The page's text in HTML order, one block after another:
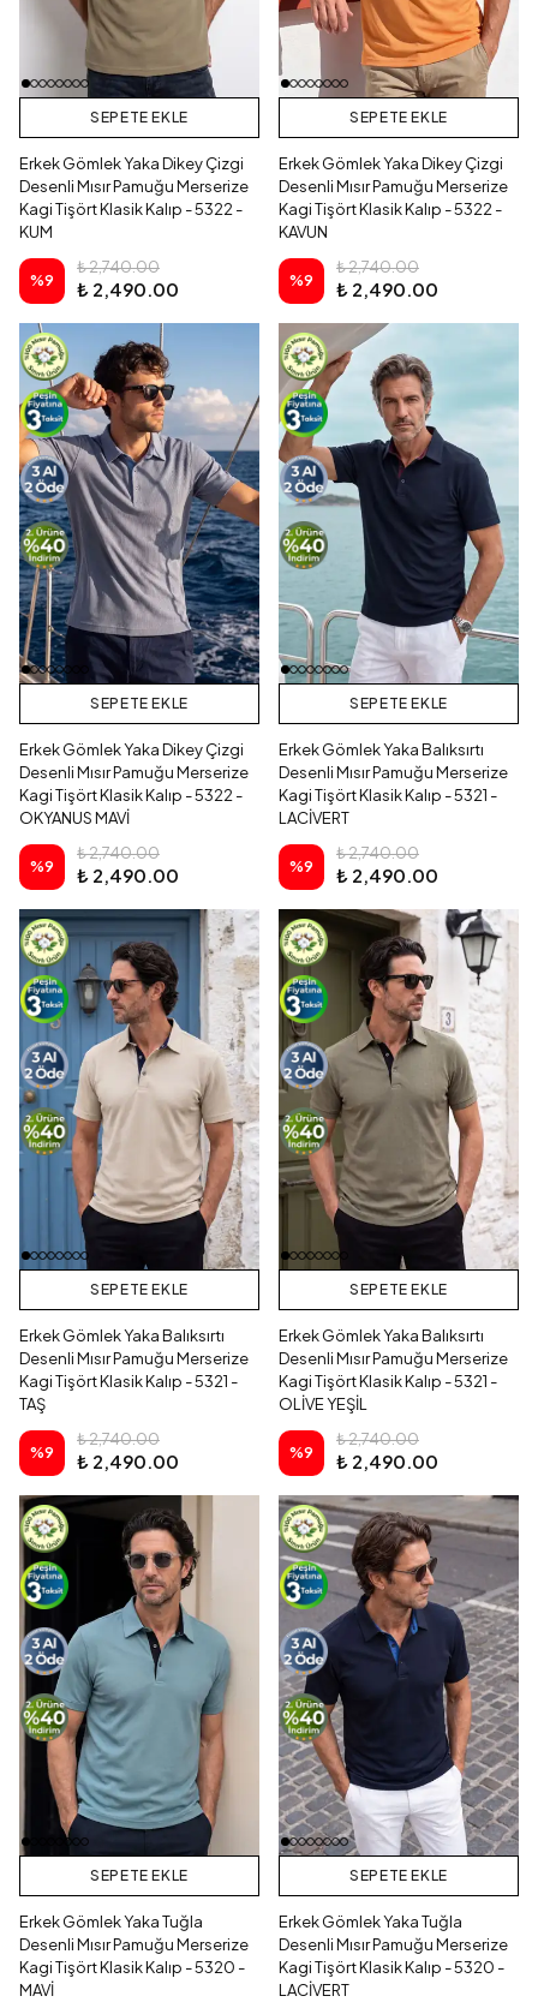
SEPETE EKLE
Erkek Gömlek Yaka Dikey Çizgi
Desenli Mısır Pamuğu Merserize
Kagi Tişört Klasik Kalıp - 5322 -
KUM
%9
₺ 2,740.00
₺ 2,490.00
SEPETE EKLE
Erkek Gömlek Yaka Dikey Çizgi
Desenli Mısır Pamuğu Merserize
Kagi Tişört Klasik Kalıp - 5322 -
KAVUN
%9
₺ 2,740.00
₺ 2,490.00
SEPETE EKLE
Erkek Gömlek Yaka Dikey Çizgi
Desenli Mısır Pamuğu Merserize
Kagi Tişört Klasik Kalıp - 5322 -
OKYANUS MAVİ
%9
₺ 2,740.00
₺ 2,490.00
SEPETE EKLE
Erkek Gömlek Yaka Balıksırtı
Desenli Mısır Pamuğu Merserize
Kagi Tişört Klasik Kalıp - 5321 -
LACİVERT
%9
₺ 2,740.00
₺ 2,490.00
SEPETE EKLE
Erkek Gömlek Yaka Balıksırtı
Desenli Mısır Pamuğu Merserize
Kagi Tişört Klasik Kalıp - 5321 -
TAŞ
%9
₺ 2,740.00
₺ 2,490.00
SEPETE EKLE
Erkek Gömlek Yaka Balıksırtı
Desenli Mısır Pamuğu Merserize
Kagi Tişört Klasik Kalıp - 5321 -
OLİVE YEŞİL
%9
₺ 2,740.00
₺ 2,490.00
SEPETE EKLE
Erkek Gömlek Yaka Tuğla
Desenli Mısır Pamuğu Merserize
Kagi Tişört Klasik Kalıp - 5320 -
MAVİ
SEPETE EKLE
Erkek Gömlek Yaka Tuğla
Desenli Mısır Pamuğu Merserize
Kagi Tişört Klasik Kalıp - 5320 -
LACİVERT